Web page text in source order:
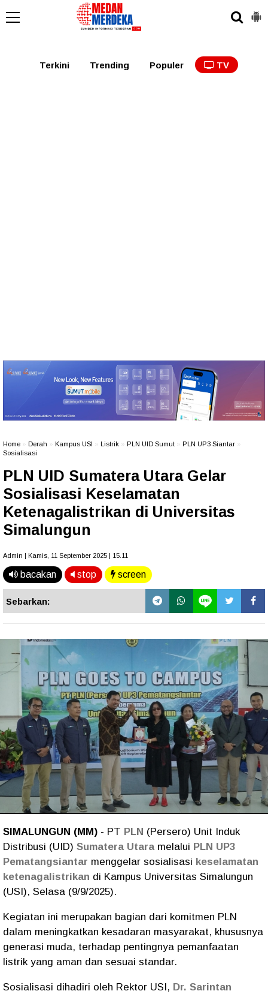
Tabagsel Tapanuli
Terkini Trending Populer TV
Home Derah Kampus USI Listrik PLN UID Sumut PLN UP3 Siantar
Sosialisasi
PLN UID Sumatera Utara Gelar
Sosialisasi Keselamatan
Ketenagalistrikan di Universitas
Simalungun
Admin | Kamis, 11 September 2025 | 15.11
bacakan stop screen
Sebarkan:
SIMALUNGUN (MM) - PT PLN (Persero) Unit Induk
Distribusi (UID) Sumatera Utaramelalui PLN UP3
Pematangsiantar menggelar sosialisasi keselamatan
ketenagalistrikan di Kampus Universitas Simalungun
(USI), Selasa (9/9/2025).
Kegiatan ini merupakan bagian dari komitmen PLN
dalam meningkatkan kesadaran masyarakat, khususnya
generasi muda, terhadap pentingnya pemanfaatan
listrik yang aman dan sesuai standar.
Sosialisasi dihadiri oleh Rektor USI, Dr. Sarintan